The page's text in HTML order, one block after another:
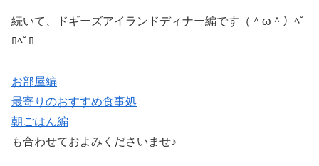
続いて、ドギーズアイランドディナー編です（＾ω＾）ﾍﾟ
ﾛﾍﾟﾛ
お部屋編
最寄りのおすすめ食事処
朝ごはん編
も合わせておよみくださいませ♪